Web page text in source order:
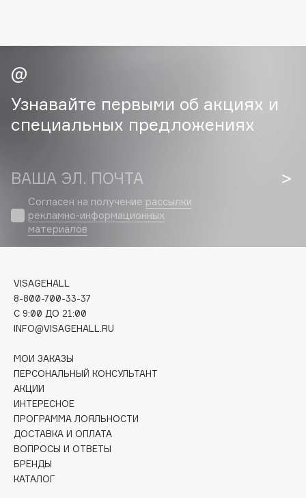
Cadence
Capelli Dorati
Carbon Theory
Catrice
Celimax
Cettua
Chupa Chups
Clarins Precious
Clinique
Clive Christian
Collagenina
Consly
Corimo
CosRX
Cottolina
Crescina
Узнавайте первыми об акциях и
специальных предложениях
ВАША ЭЛ. ПОЧТА
Согласен на получение рассылки
рекламно-информационных
материалов
VISAGEHALL
8-800-700-33-37
C 9:00 ДО 21:00
INFO@VISAGEHALL.RU
МОИ ЗАКАЗЫ
ПЕРСОНАЛЬНЫЙ КОНСУЛЬТАНТ
АКЦИИ
ИНТЕРЕСНОЕ
ПРОГРАММА ЛОЯЛЬНОСТИ
ДОСТАВКА И ОПЛАТА
ВОПРОСЫ И ОТВЕТЫ
БРЕНДЫ
КАТАЛОГ